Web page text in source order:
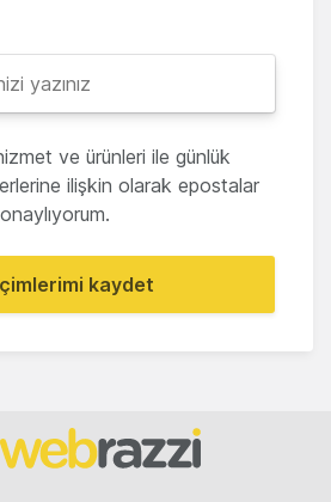
ve ürünleri ile günlük
ilişkin olarak epostalar
kaydet